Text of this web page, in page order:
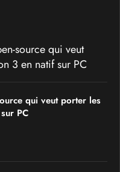
qui veut porter les
PC